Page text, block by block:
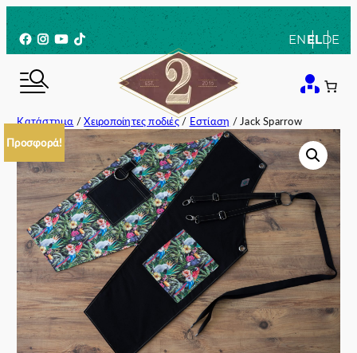
στο
περιεχόμενο
Facebook
Instagram
YouTube
TikTok ENELDE
Κατάστημα /Χειροποίητες ποδιές/ Εστίαση / Jack Sparrow
Προσφορά!